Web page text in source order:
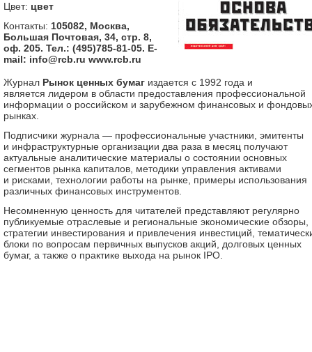
Цвет: цвет
Контакты: 105082, Москва,
Большая Почтовая, 34, стр. 8,
оф. 205. Тел.: (495)785-81-05. E-
mail: info@rcb.ru www.rcb.ru
Журнал Рынок ценных бумаг издается с 1992 года и
является лидером в области предоставления профессиональной
информации о российском и зарубежном финансовых и
рынках.
Подписчики журнала — профессиональные участники, эмитенты
и инфраструктурные организации два раза в месяц получают
актуальные аналитические материалы о состоянии основных
сегментов рынка капиталов, методики управления активами
и рисками, технологии работы на рынке, примеры использования
различных финансовых инструментов.
Несомненную ценность для читателей представляют регулярно
публикуемые отраслевые и региональные экономические обзоры,
стратегии инвестирования и привлечения инвестиций,
блоки по вопросам первичных выпусков акций, долговых ценных
бумаг, а также о практике выхода на рынок IPO.